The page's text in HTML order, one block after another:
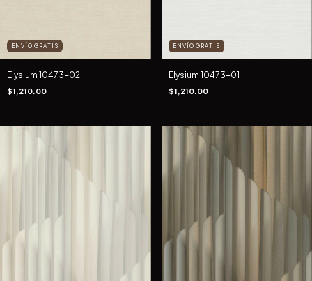
ENVÍO GRATIS
Elysium 10473-02
$1,210.00
ENVÍO GRATIS
Elysium 10473-01
$1,210.00